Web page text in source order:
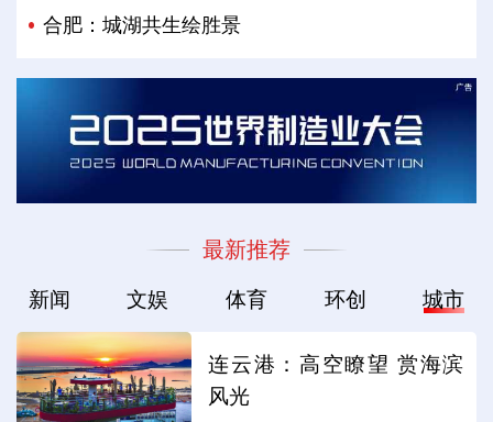
合肥：城湖共生绘胜景
最新推荐
新闻 文娱 体育 环创 城市
连云港：高空瞭望 赏海滨
风光